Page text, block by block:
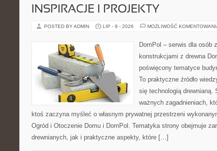
INSPIRACJE I PROJEKTY
POSTED BY ADMIN LIP - 9 - 2026 MOŻLIWOŚĆ
DomPol – serwis dla osób
konstrukcjami z drewna
poświęcony tematyce
To praktyczne źródło
się technologią drewnianą.
ważnych zagadnieniach,
ktoś zaczyna myśleć o własnym prywatnej przestrzeni
Ogród i Otoczenie Domu i DomPol. Tematyka strony obejmuje
drewnianych, jak i praktyczne aspekty, które […]